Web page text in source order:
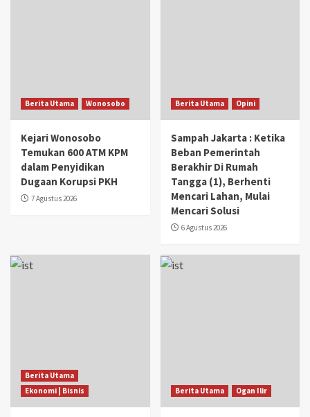
Berita Utama Wonosobo
Kejari Wonosobo
Temukan 600 ATM KPM
dalam Penyidikan
Dugaan Korupsi PKH
7 Agustus 2026
Berita Utama Opini
Sampah Jakarta : Ketika
Beban Pemerintah
Berakhir Di Rumah
Tangga (1), Berhenti
Mencari Lahan, Mulai
Mencari Solusi
6 Agustus 2026
Berita Utama
Ekonomi | Bisnis
Berita Utama Ogan Ilir